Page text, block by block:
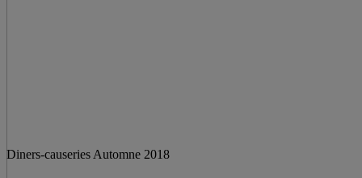
Diners-causeries Automne 2018